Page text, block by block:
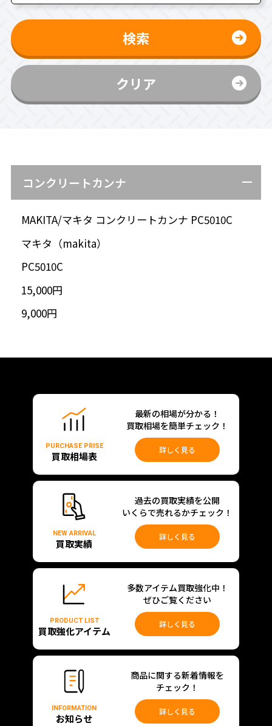
検索
クリア
コンクリートカンナ
MAKITA/マキタ コンクリートカンナ PC5010C
マキタ（makita）
PC5010C
15,000円
9,000円
PURCHASE PRISE
買取相場表
最新の相場が分かる！
買取相場を簡単チェック！
詳しく見る
NEW ARRIVAL
買取実績
過去の買取実績を公開
いくらで売れるかチェック！
詳しく見る
PRODUCT LIST
買取強化アイテム
多数アイテム買取強化中！
ぜひご覧ください
詳しく見る
INFORMATION
お知らせ
商品に関する新着情報を
チェック！
詳しく見る